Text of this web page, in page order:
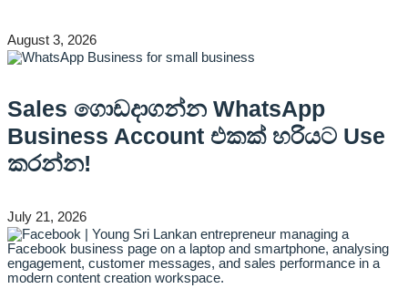
August 3, 2026
Sales ගොඩදාගන්න WhatsApp
Business Account එකක් හරියට Use
කරන්න!
July 21, 2026